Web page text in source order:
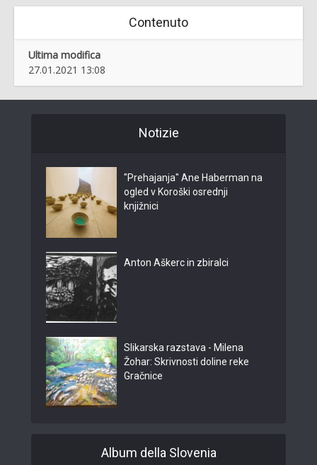
Contenuto
Ultima modifica
27.01.2021 13:08
Notizie
"Prehajanja" Ane Haberman na
ogled v Koroški osrednji
knjižnici
Anton Aškerc in zbiralci
Slikarska razstava - Milena
Žohar: Skrivnosti doline reke
Gračnice
Album della Slovenia